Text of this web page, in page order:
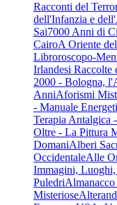
Racconti del
dell'Infanzia e
Sai7000 Anni di
CairoA Oriente
Libroroscopo-
Irlandesi Raccolte
2000 - Bologna,
AnniAforismi
- Manuale
Terapia Antalgica
Oltre - La Pittura
DomaniAlberi
OccidentaleAlle
Immagini, Luoghi,
Puledri
Misteriose